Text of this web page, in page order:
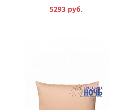
5293 руб.